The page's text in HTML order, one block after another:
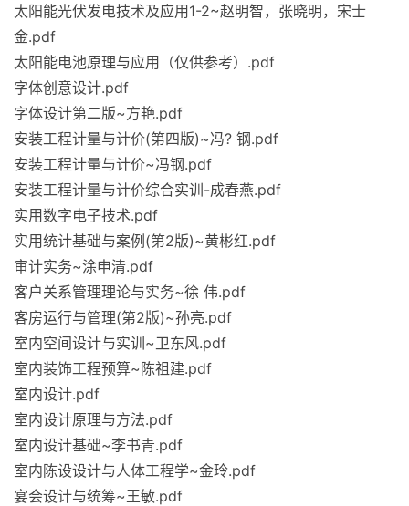
太阳能光伏发电技术及应用1-2~赵明智，张晓明，宋士
金.pdf
太阳能电池原理与应用（仅供参考）.pdf
字体创意设计.pdf
字体设计第二版~方艳.pdf
安装工程计量与计价(第四版)~冯? 钢.pdf
安装工程计量与计价~冯钢.pdf
安装工程计量与计价综合实训-成春燕.pdf
实用数字电子技术.pdf
实用统计基础与案例(第2版)~黄彬红.pdf
审计实务~涂申清.pdf
客户关系管理理论与实务~徐 伟.pdf
客房运行与管理(第2版)~孙亮.pdf
室内空间设计与实训~卫东风.pdf
室内装饰工程预算~陈祖建.pdf
室内设计.pdf
室内设计原理与方法.pdf
室内设计基础~李书青.pdf
室内陈设设计与人体工程学~金玲.pdf
宴会设计与统筹~王敏.pdf